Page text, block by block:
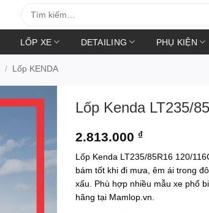
kiếm:
LỐP XE DETAILING PHỤ KIỆN
/ Lốp KENDA
Lốp Kenda LT235/
2.813.000 ₫
Lốp Kenda LT235/85R16 120/
bám tốt khi đi mưa, êm ái trong
xấu. Phù hợp nhiều mẫu xe phổ
hãng tại Mamlop.vn.